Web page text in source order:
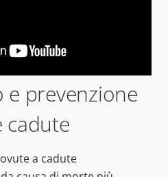
e prevenzione
cadute
a cadute